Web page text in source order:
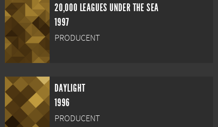
20,000 LEAGUES UNDER THE SEA
1997
PRODUCENT
DAYLIGHT
1996
PRODUCENT